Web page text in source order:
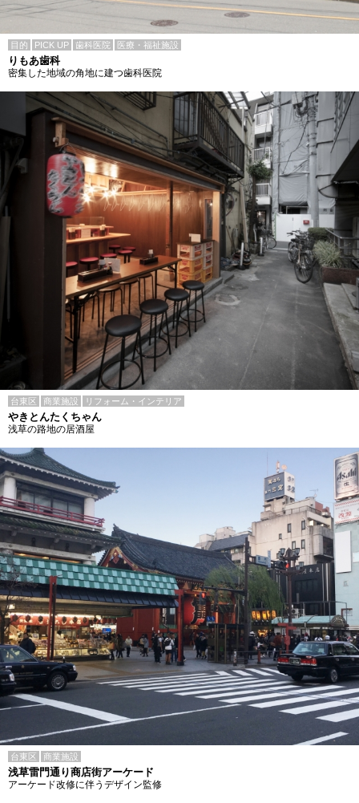
目的 PICK UP 歯科医院 医療・福祉施設
りもあ歯科
密集した地域の角地に建つ歯科医院
台東区 商業施設 リフォーム・インテリア
やきとんたくちゃん
浅草の路地の居酒屋
台東区 商業施設
浅草雷門通り商店街アーケード
アーケード改修に伴うデザイン監修